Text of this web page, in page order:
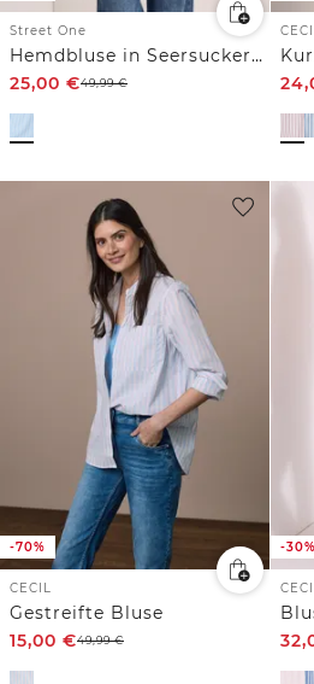
Street One
Hemdbluse in Seersucker-Qualität
25,00 €49,99€
-70%
CECIL
Gestreifte Bluse
15,00 €49,99€
-30%